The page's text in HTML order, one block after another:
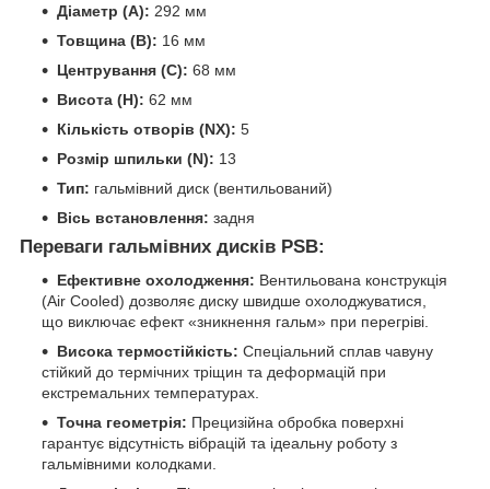
Діаметр (A): 292 мм
Товщина (B): 16 мм
Центрування (C): 68 мм
Висота (H): 62 мм
Кількість отворів (NX): 5
Розмір шпильки (N): 13
Тип: гальмівний диск (вентильований)
Вісь встановлення: задня
Переваги гальмівних дисків PSB:
Ефективне охолодження: Вентильована конструкція
(Air Cooled) дозволяє диску швидше охолоджуватися,
що виключає ефект «зникнення гальм» при перегріві.
Висока термостійкість: Спеціальний сплав чавуну
стійкий до термічних тріщин та деформацій при
екстремальних температурах.
Точна геометрія: Прецизійна обробка поверхні
гарантує відсутність вібрацій та ідеальну роботу з
гальмівними колодками.